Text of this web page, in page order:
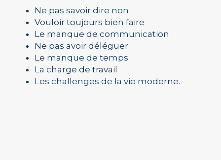
Ne pas savoir dire non
Vouloir toujours bien faire
Le manque de communication
Ne pas avoir déléguer
Le manque de temps
La charge de travail
Les challenges de la vie moderne.